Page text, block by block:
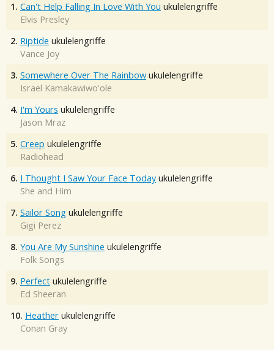
1. Can't Help Falling In Love With You ukulelengriffe
Elvis Presley
2. Riptide ukulelengriffe
Vance Joy
3. Somewhere Over The Rainbow ukulelengriffe
Israel Kamakawiwo'ole
4. I'm Yours ukulelengriffe
Jason Mraz
5. Creep ukulelengriffe
Radiohead
6. I Thought I Saw Your Face Today ukulelengriffe
She and Him
7. Sailor Song ukulelengriffe
Gigi Perez
8. You Are My Sunshine ukulelengriffe
Folk Songs
9. Perfect ukulelengriffe
Ed Sheeran
10. Heather ukulelengriffe
Conan Gray